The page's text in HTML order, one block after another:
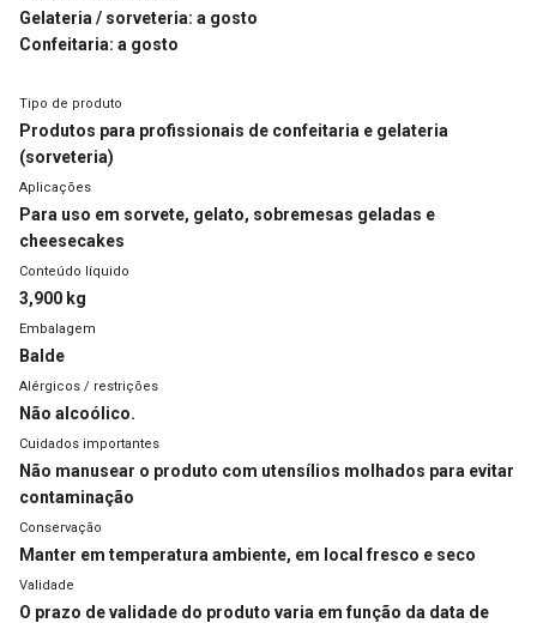
Gelateria / sorveteria: a gosto
Confeitaria: a gosto
Tipo de produto
Produtos para profissionais de confeitaria e gelateria
(sorveteria)
Aplicações
Para uso em sorvete, gelato, sobremesas geladas e
cheesecakes
Conteúdo líquido
3,900 kg
Embalagem
Balde
Alérgicos / restrições
Não alcoólico.
Cuidados importantes
Não manusear o produto com utensílios molhados para evitar
contaminação
Conservação
Manter em temperatura ambiente, em local fresco e seco
Validade
O prazo de validade do produto varia em função da data de